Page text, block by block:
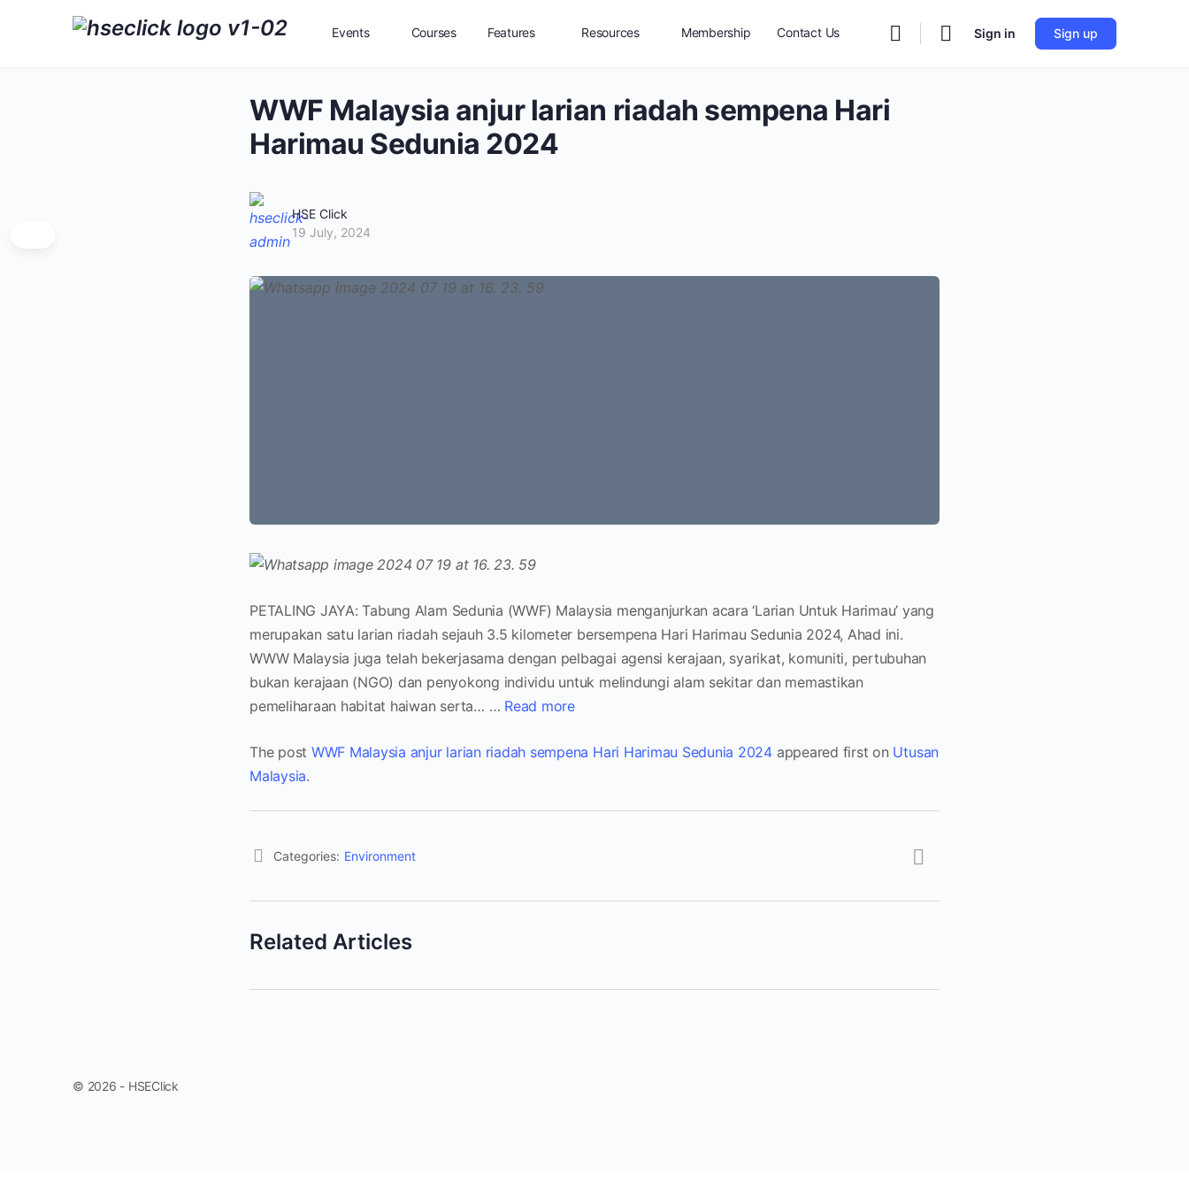
Events Courses Features Resources Membership Contact Us Sign in Sign up
WWF Malaysia anjur larian riadah sempena Hari
Harimau Sedunia 2024
HSE Click
19 July, 2024
PETALING JAYA: Tabung Alam Sedunia (WWF) Malaysia menganjurkan acara ‘Larian Untuk Harimau’ yang
merupakan satu larian riadah sejauh 3.5 kilometer bersempena Hari Harimau Sedunia 2024, Ahad ini.
WWW Malaysia juga telah bekerjasama dengan pelbagai agensi kerajaan, syarikat, komuniti, pertubuhan
bukan kerajaan (NGO) dan penyokong individu untuk melindungi alam sekitar dan memastikan
pemeliharaan habitat haiwan serta… … Read more
The post WWF Malaysia anjur larian riadah sempena Hari Harimau Sedunia 2024 appeared first on Utusan
Malaysia.
Categories: Environment
Related Articles
© 2026 - HSEClick